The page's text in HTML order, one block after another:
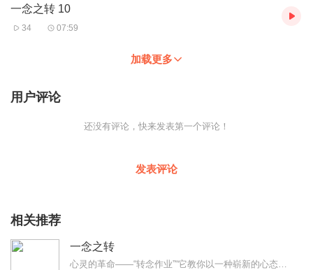
纽约的恐怖攻击
一念之转 10
34 07:59
加载更多
用户评论
还没有评论，快来发表第一个评论！
发表评论
相关推荐
一念之转
心灵的革命——“转念作业”“它教你以一种崭新的心态来过你的一生。